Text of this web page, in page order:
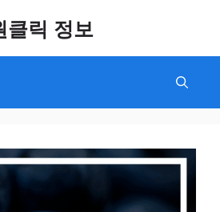
클릭 정보